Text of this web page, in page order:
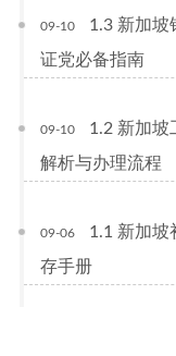
09-10
1.3 新加坡
证党必备指南
09-10
1.2 新加坡
解析与办理流程
09-06
1.1 新加坡
存手册